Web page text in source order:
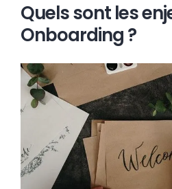
Quels sont les
Onboarding ?